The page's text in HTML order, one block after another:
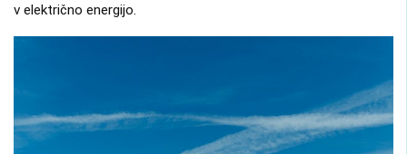
v električno energijo.